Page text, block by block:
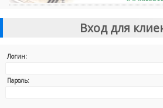
Вход для
Логин:
Пароль: